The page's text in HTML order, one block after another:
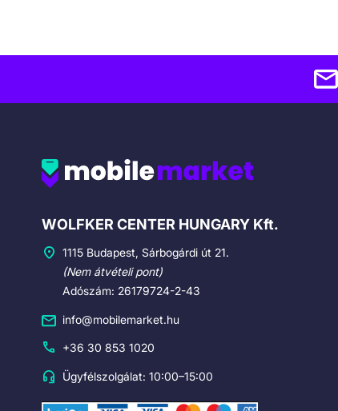
Cégadatok
WOLFKER CENTER HUNGARY Kft.
1115 Budapest, Sárbogárdi út 21.
(Nem átvételi pont)
Adószám: 26179724-2-43
info@mobilemarket.hu
+36 30 853 1020
Ügyfélszolgálat: 10:00–15:00